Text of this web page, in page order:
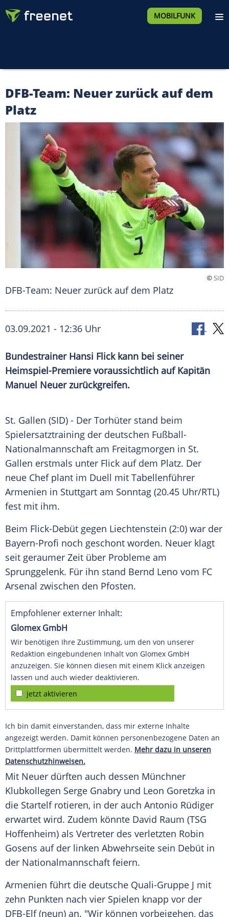
MOBILFUNK
DFB-Team: Neuer zurück auf dem
Platz
©SID
DFB-Team: Neuer zurück auf dem Platz
03.09.2021 - 12:36 Uhr
Bundestrainer Hansi Flickkann bei seiner
Heimspiel-Premiere voraussichtlich auf Kapitän
Manuel Neuerzurückgreifen.
St. Gallen (SID) - Der Torhüter stand beim
Spielersatztraining der deutschen Fußball-
Nationalmannschaft am Freitagmorgen in St.
Gallen erstmals unter Flick auf dem Platz. Der
neue Chef plant im Duell mit Tabellenführer
Armenien in Stuttgart am Sonntag (20.45 Uhr/RTL)
fest mit ihm.
Beim Flick-Debüt gegen Liechtenstein (2:0) war der
Bayern-Profi noch geschont worden. Neuer klagt
seit geraumer Zeit über Probleme am
Sprunggelenk. Für ihn stand Bernd Leno vom FC
Arsenal zwischen den Pfosten.
Empfohlener externer Inhalt:
Glomex GmbH
Wir benötigen Ihre Zustimmung, um den von unserer
Redaktion eingebundenen Inhalt von Glomex GmbH
anzuzeigen. Sie können diesen mit einem Klick anzeigen
lassen und auch wieder deaktivieren.
jetzt aktivieren
Ich bin damit einverstanden, dass mir externe Inhalte
angezeigt werden. Damit können personenbezogene Daten an
Drittplattformen übermittelt werden. Mehr dazu in unseren
Datenschutzhinweisen.
Mit Neuer dürften auch dessen Münchner
Klubkollegen Serge Gnabry und Leon Goretzka in
die Startelf rotieren, in der auch Antonio Rüdiger
erwartet wird. Zudem könnte David Raum (TSG
Hoffenheim) als Vertreter des verletzten Robin
Gosens auf der linken Abwehrseite sein Debüt in
der Nationalmannschaft feiern.
Armenien führt die deutsche Quali-Gruppe J mit
zehn Punkten nach vier Spielen knapp vor der
DFB-Elf(neun) an. "Wir können vorbeigehen, das